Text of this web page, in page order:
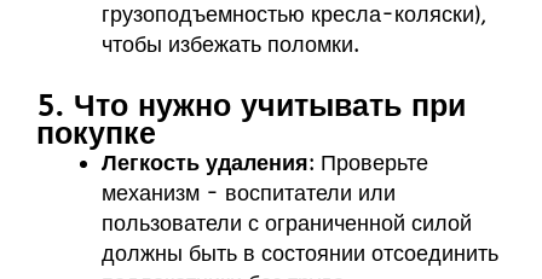
грузоподъемностью кресла-коляски),
чтобы избежать поломки.
5. Что нужно учитывать при
покупке
Легкость удаления: Проверьте
механизм - воспитатели или
пользователи с ограниченной силой
должны быть в состоянии отсоединить